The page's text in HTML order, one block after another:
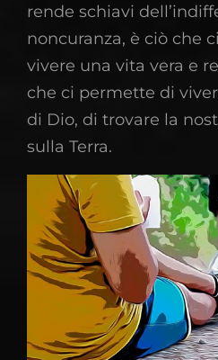
rende schiavi
noncuranza, è ciò che
vivere una vita vera e
che ci permette di
di Dio, di trovare la
sulla Terra.